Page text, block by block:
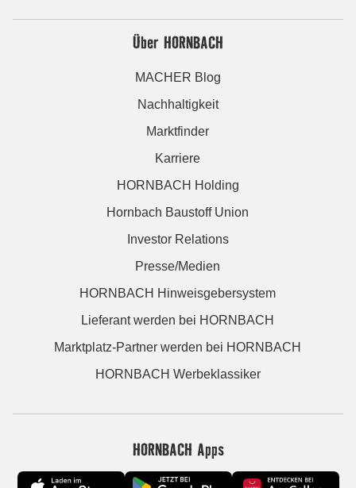
Über HORNBACH
MACHER Blog
Nachhaltigkeit
Marktfinder
Karriere
HORNBACH Holding
Hornbach Baustoff Union
Investor Relations
Presse/Medien
HORNBACH Hinweisgebersystem
Lieferant werden bei HORNBACH
Marktplatz-Partner werden bei HORNBACH
HORNBACH Werbeklassiker
HORNBACH Apps